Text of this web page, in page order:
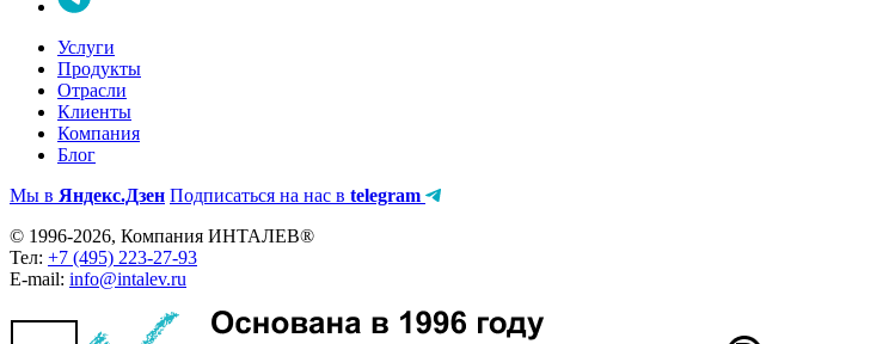
Услуги
Продукты
Отрасли
Клиенты
Компания
Блог
Мы в Яндекс.Дзен Подписаться на нас в telegram
© 1996-2026, Компания ИНТАЛЕВ®
Тел: +7 (495) 223-27-93
E-mail: info@intalev.ru